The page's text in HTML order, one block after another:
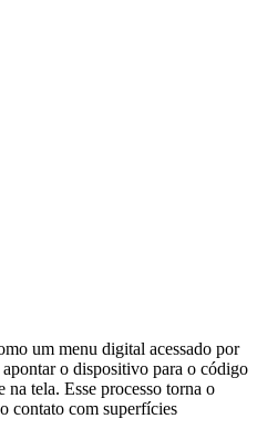
um menu digital acessado por
o dispositivo para o código
na tela. Esse processo torna o
contato com superfícies